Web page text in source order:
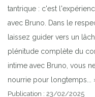
tantrique : c'est
avec Bruno. Dans le
laissez guider vers un
plénitude complète du
intime avec Bruno, vous
nourrie pour longtemps...
Publication : 23/02/2025